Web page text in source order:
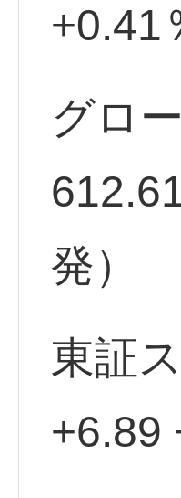
+0.41
グロ
発）
東証
+6.89